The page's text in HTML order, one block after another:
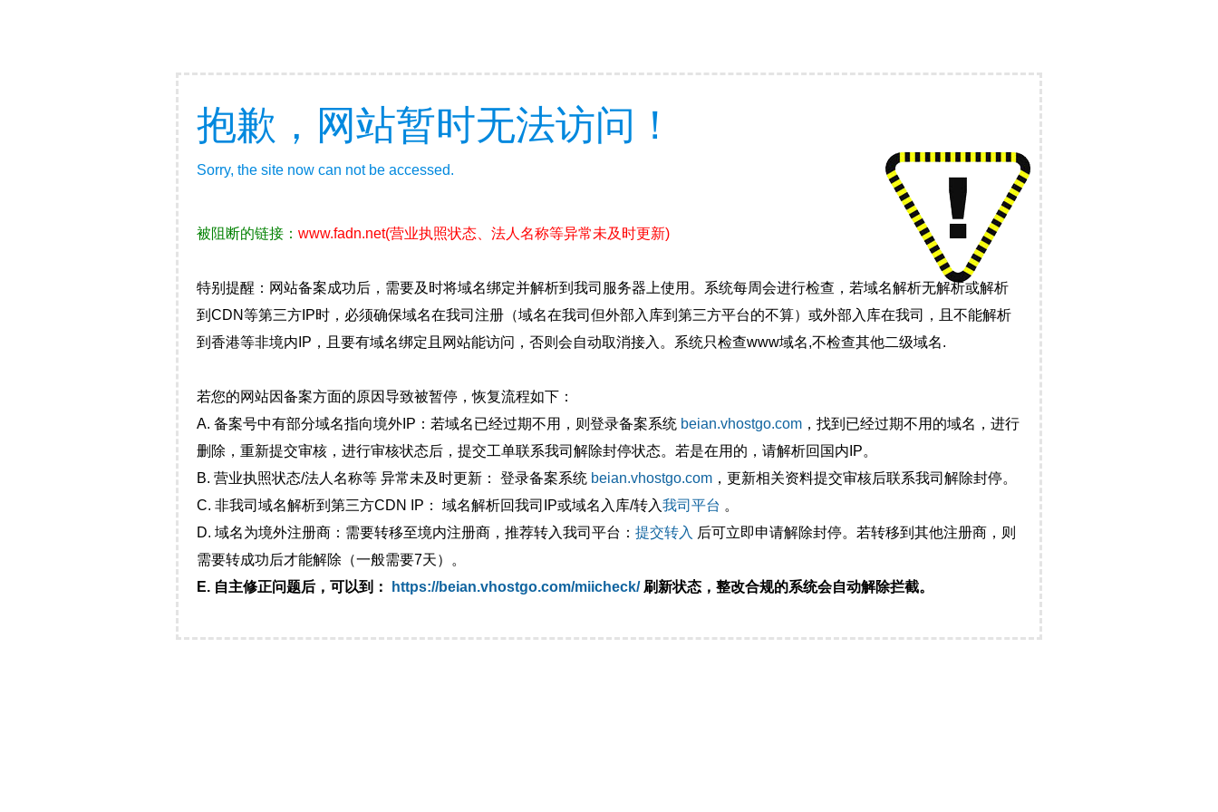
抱歉，网站暂时无法访问！
Sorry, the site now can not be accessed.
被阻断的链接： www.fadn.net(营业执照状态、法人名称等异常未及时更新)
特别提醒：网站备案成功后，需要及时将域名绑定并解析到我司服务器上使用。系统每周会进行检查，若域名解析无解析或解析
到CDN等第三方IP时，必须确保域名在我司注册（域名在我司但外部入库到第三方平台的不算）或外部入库在我司，且不能解析
到香港等非境内IP，且要有域名绑定且网站能访问，否则会自动取消接入。系统只检查www域名,不检查其他二级域名.
若您的网站因备案方面的原因导致被暂停，恢复流程如下：
A. 备案号中有部分域名指向境外IP：若域名已经过期不用，则登录备案系统 beian.vhostgo.com ，找到已经过期不用的域名，进行
删除，重新提交审核，进行审核状态后，提交工单联系我司解除封停状态。若是在用的，请解析回国内IP。
B. 营业执照状态/法人名称等 异常未及时更新： 登录备案系统 beian.vhostgo.com ，更新相关资料提交审核后联系我司解除封停。
C. 非我司域名解析到第三方CDN IP： 域名解析回我司IP或域名入库/转入我司平台 。
D. 域名为境外注册商：需要转移至境内注册商，推荐转入我司平台： 提交转入 后可立即申请解除封停。若转移到其他注册商，则
需要转成功后才能解除（一般需要7天）。
E. 自主修正问题后，可以到：
https://beian.vhostgo.com/miicheck/刷新状态，整改合规的系统会自动解除拦截。